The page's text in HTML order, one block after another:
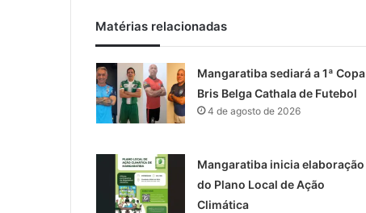
Matérias relacionadas
Mangaratiba sediará a 1ª Copa
Bris Belga Cathala de Futebol
4 de agosto de 2026
Mangaratiba inicia elaboração
do Plano Local de Ação
Climática